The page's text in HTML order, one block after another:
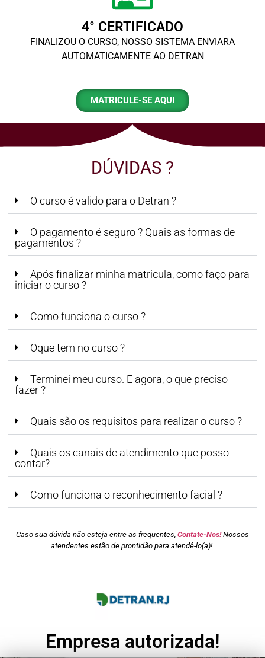
4° CERTIFICADO
FINALIZOU O CURSO, NOSSO SISTEMA ENVIARA
AUTOMATICAMENTE AO DETRAN
MATRICULE-SE AQUI
DÚVIDAS ?
O curso é valido para o Detran ?
O pagamento é seguro ? Quais as formas de
pagamentos ?
Após finalizar minha matricula, como faço para
iniciar o curso ?
Como funciona o curso ?
Oque tem no curso ?
Terminei meu curso. E agora, o que preciso
fazer ?
Quais são os requisitos para realizar o curso ?
Quais os canais de atendimento que posso
contar?
Como funciona o reconhecimento facial ?
Caso sua dúvida não esteja entre as frequentes, Contate-Nos!Nossos
atendentes estão de prontidão para atendê-lo(a)!
Empresa autorizada!